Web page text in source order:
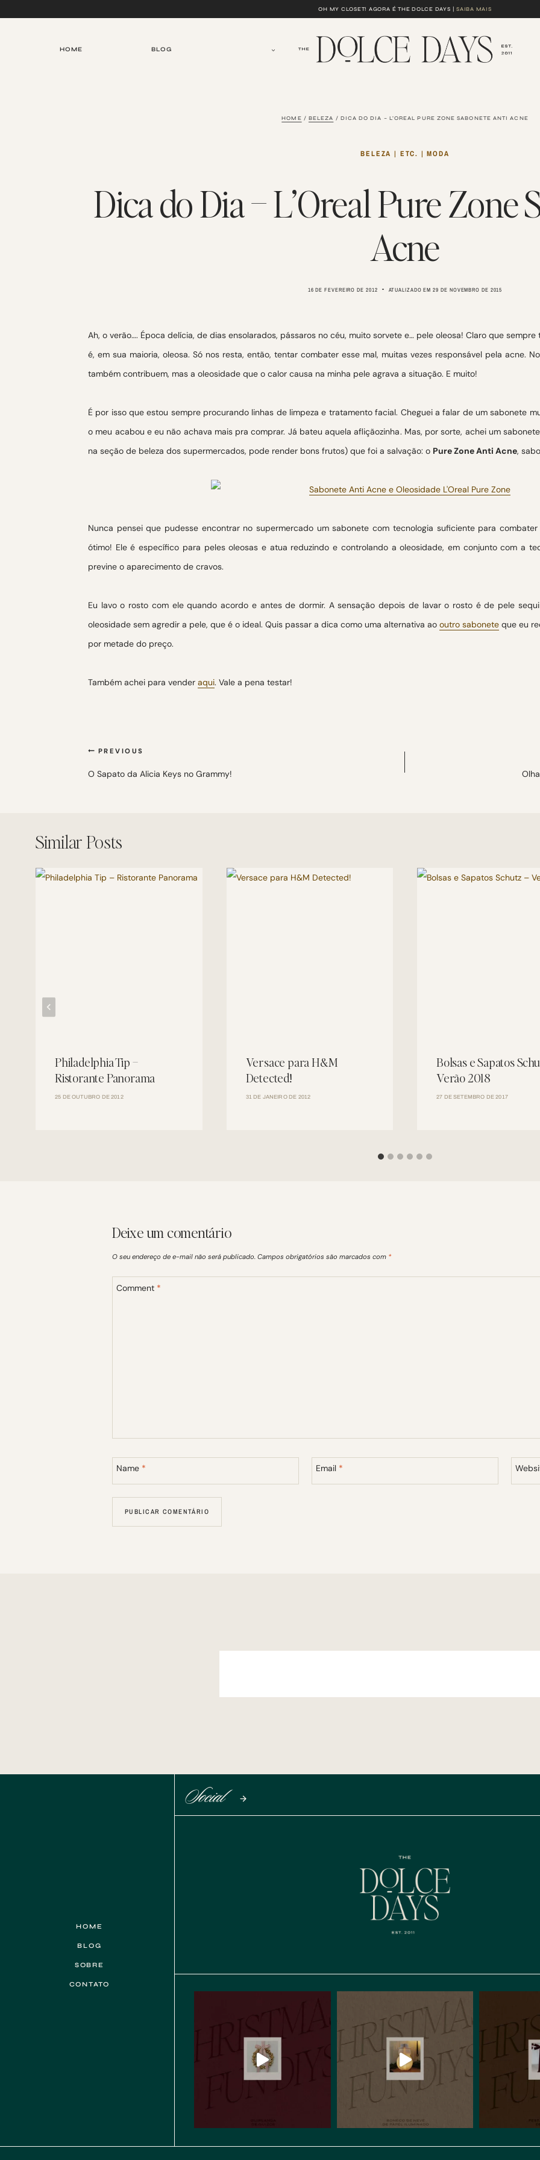
OH MY CLOSET! AGORA É THE DOLCE DAYS |SAIBA MAIS
HOME BLOG
HOME / BELEZA / DICA DO DIA – L’OREAL PURE ZONE SABONETE ANTI ACNE
BELEZA | ETC. |MODA
Dica do Dia – L’Oreal Pure Zone
Acne
16 DE FEVEREIRO DE 2012 ATUALIZADO EM 29 DE NOVEMBRO DE 2015
Ah, o verão…. Época delícia, de dias ensolarados, pássaros no céu, muito sorvete e… pele oleosa! Claro que
é, em sua maioria, oleosa. Só nos resta, então, tentar combater esse mal, muitas vezes responsável pela acne.
também contribuem, mas a oleosidade que o calor causa na minha pele agrava a situação. E muito!
É por isso que estou sempre procurando linhas de limpeza e tratamento facial. Cheguei a falar de um sabonete
o meu acabou e eu não achava mais pra comprar. Já bateu aquela afliçãozinha. Mas, por sorte, achei um
na seção de beleza dos supermercados, pode render bons frutos) que foi a salvação: o Pure Zone Anti Acne,
Nunca pensei que pudesse encontrar no supermercado um sabonete com tecnologia suficiente para
ótimo! Ele é específico para peles oleosas e atua reduzindo e controlando a oleosidade, em conjunto com a
previne o aparecimento de cravos.
Eu lavo o rosto com ele quando acordo e antes de dormir. A sensação depois de lavar o rosto é de pele
oleosidade sem agredir a pele, que é o ideal. Quis passar a dica como uma alternativa ao outro sabonete que eu
por metade do preço.
Também achei para vender aqui. Vale a pena testar!
Navegação
de
PREVIOUS
O Sapato da Alicia Keys no Grammy!
Similar Posts
Philadelphia Tip –
Ristorante Panorama
25 DE OUTUBRO DE 2012
Versace para H&M
Detected!
31 DE JANEIRO DE 2012
Bolsas e Sapatos
Verão 2018
27 DE SETEMBRO DE 2017
Deixe um comentário
O seu endereço de e-mail não será publicado. Campos obrigatórios são marcados com *
Comment *
Name * Email *
HOME
BLOG
SOBRE
CONTATO
Social